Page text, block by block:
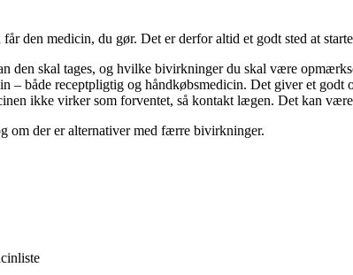
den medicin, du gør. Det er derfor altid et godt sted at
den skal tages, og hvilke bivirkninger du skal være
– både receptpligtig og håndkøbsmedicin. Det giver et godt
ikke virker som forventet, så kontakt lægen. Det kan
om der er alternativer med færre bivirkninger.